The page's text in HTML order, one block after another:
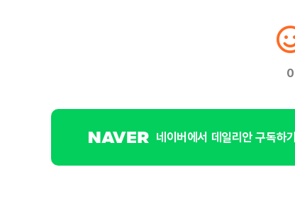
0
네이버에서 데일리안 구독하기